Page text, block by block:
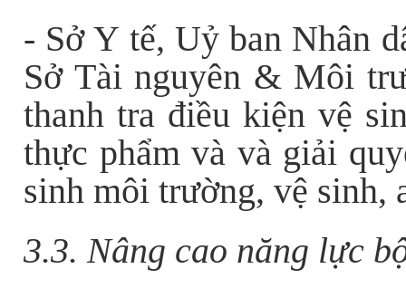
- Sở Y tế, Uỷ ban Nhân
Sở Tài nguyên & Môi
thanh tra điều kiện vệ
thực phẩm và và giải
sinh môi trường, vệ sinh,
3.3. Nâng cao năng lực